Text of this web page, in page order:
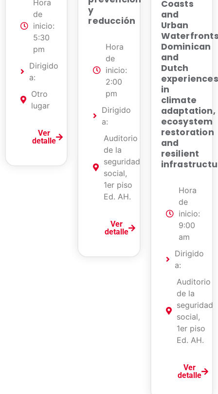
Hora
de
inicio:
5:30
pm
Dirigido
a:
Otro
lugar
Ver
detalle
y
reducción
Hora
de
inicio:
2:00
pm
Dirigido
a:
Auditorio
de la
seguridad
social,
1er piso
Ed. AH.
Ver
detalle
Coasts
and
Urban
Dominican
and
Dutch
experiences
in
climate
adaptation,
ecosystem
restoration
and
resilient
Hora
de
inicio:
9:00
am
Dirigido
a:
Auditorio
de la
seguridad
social,
1er piso
Ed. AH.
Ver
detalle